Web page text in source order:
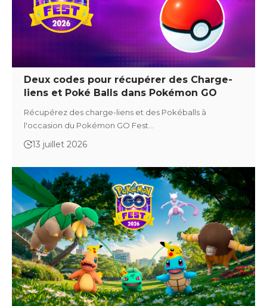
Deux codes pour récupérer des Charge-
liens et Poké Balls dans Pokémon GO
Récupérez des charge-liens et des Pokéballs à
l'occasion du Pokémon GO Fest…
13 juillet 2026